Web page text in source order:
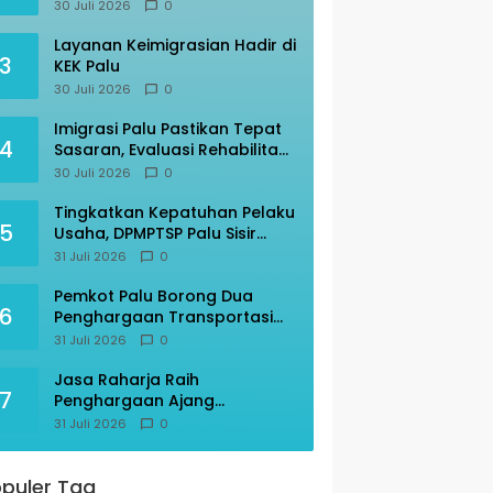
30 Juli 2026 0
3
Layanan Keimigrasian Hadir di
KEK Palu
30 Juli 2026 0
Imigrasi Palu Pastikan Tepat
Sasaran, Evaluasi Rehabilitasi
Ruang Detensi
30 Juli 2026 0
Tingkatkan Kepatuhan Pelaku
Usaha, DPMPTSP Palu Sisir
Warkop – Restoran
31 Juli 2026 0
Pemkot Palu Borong Dua
Penghargaan Transportasi
Indonesia Award 2026
31 Juli 2026 0
7
Jasa Raharja Raih
Penghargaan Ajang
Transportasi Indonesia
31 Juli 2026 0
Tag